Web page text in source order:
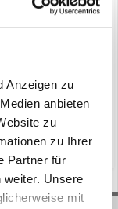
Anzeigen zu
anbieten
zu
zu Ihrer
Partner für
weiter. Unsere
mit
aus der
für welche
ist
Art erledigte
SRL in der Provinz
Mete...
(und 11 weitere)